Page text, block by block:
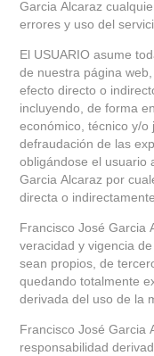
Garcia Alcaraz
errores y uso del
El USUARIO asume
de nuestra página
efecto directo o
incluyendo, de forma
económico, técnico y/
defraudación de las
obligándose el usuario
Garcia Alcaraz por
directa o
Francisco José Garcia
veracidad y vigencia
sean propios, de
quedando totalmente
derivada del uso de la
Francisco José Garcia
responsabilidad